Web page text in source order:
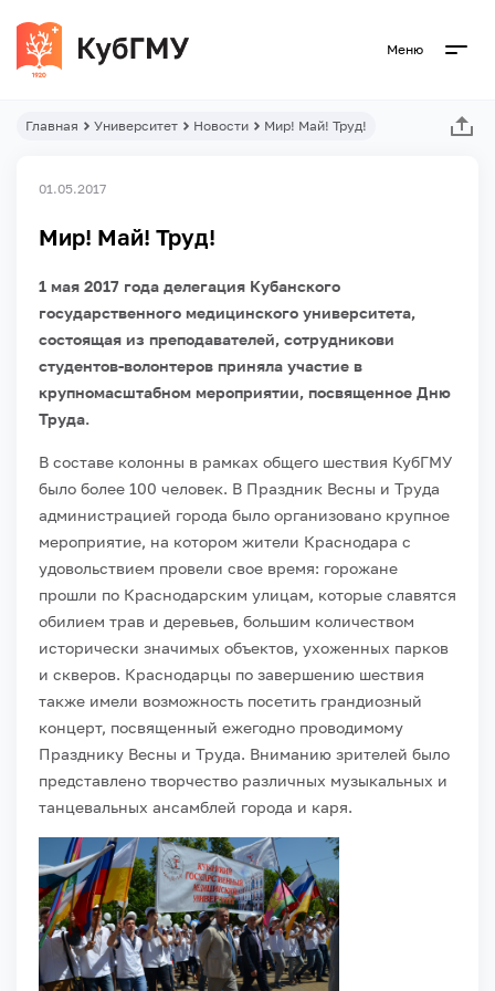
Меню
Главная Университет Новости Мир! Май! Труд!
01.05.2017
Мир! Май! Труд!
1 мая 2017 года делегация Кубанского
государственного медицинского университета,
состоящая из преподавателей, сотрудникови
студентов-волонтеров приняла участие в
крупномасштабном мероприятии, посвященное Дню
Труда.
В составе колонны в рамках общего шествия КубГМУ
было более 100 человек. В Праздник Весны и Труда
администрацией города было организовано крупное
мероприятие, на котором жители Краснодара с
удовольствием провели свое время: горожане
прошли по Краснодарским улицам, которые славятся
обилием трав и деревьев, большим количеством
исторически значимых объектов, ухоженных парков
и скверов. Краснодарцы по завершению шествия
также имели возможность посетить грандиозный
концерт, посвященный ежегодно проводимому
Празднику Весны и Труда. Вниманию зрителей было
представлено творчество различных музыкальных и
танцевальных ансамблей города и каря.